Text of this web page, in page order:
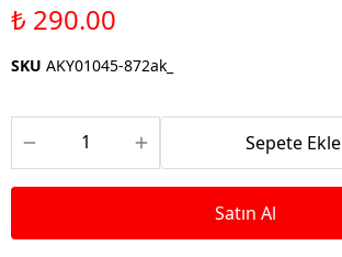
₺ 290.00
SKU AKY01045-872ak_
Sepete Ekle
Satın Al